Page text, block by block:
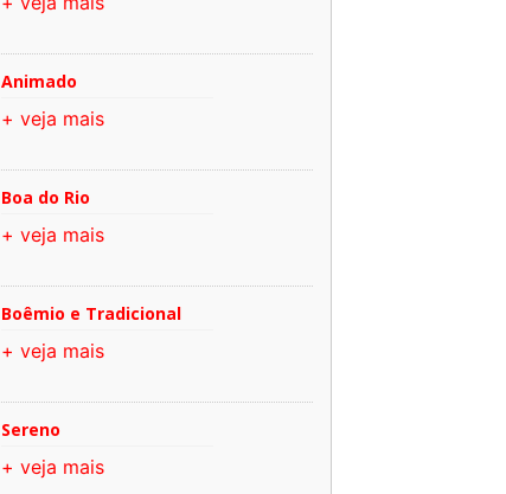
Animado
+ veja mais
Boa do Rio
+ veja mais
Boêmio e Tradicional
+ veja mais
Sereno
+ veja mais